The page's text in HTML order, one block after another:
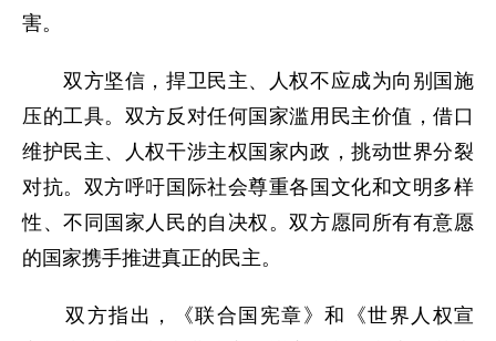
害。
双方坚信，捍卫民主、人权不应成为向别国施
压的工具。双方反对任何国家滥用民主价值，借口
维护民主、人权干涉主权国家内政，挑动世界分裂
对抗。双方呼吁国际社会尊重各国文化和文明多样
性、不同国家人民的自决权。双方愿同所有有意愿
的国家携手推进真正的民主。
双方指出，《联合国宪章》和《世界人权宣